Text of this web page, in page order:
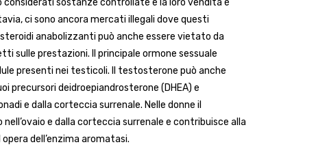
considerati sostanze controllate e la loro vendita è
ci sono ancora mercati illegali dove questi
anabolizzanti può anche essere vietato da
sulle prestazioni. Il principale ormone sessuale
presenti nei testicoli. Il testosterone può anche
precursori deidroepiandrosterone (DHEA) e
e dalla corteccia surrenale. Nelle donne il
e dalla corteccia surrenale e contribuisce alla
dell’enzima aromatasi.